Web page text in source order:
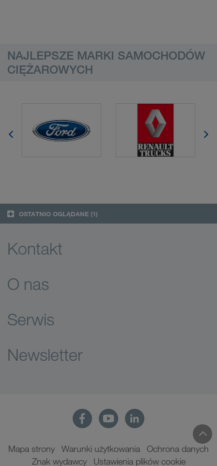
NAJLEPSZE MARKI SAMOCHODÓW
CIĘŻAROWYCH
OSTATNIO OGLĄDANE (1)
Kontakt
O nas
Serwis
Newsletter
Mapa strony Warunki użytkowania
Ochrona danych
Znak wydawcy
Ustawienia plików cookie